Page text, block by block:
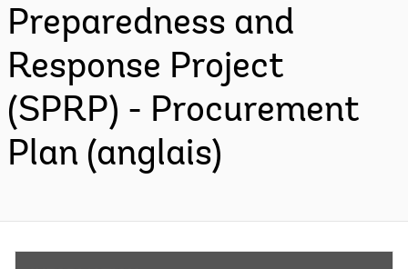
Preparedness and
Response Project
(SPRP) - Procurement
Plan (anglais)